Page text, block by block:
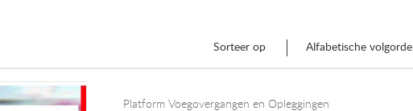
Sorteer op Alfabetische volgorde
Platform Voegovergangen en Opleggingen